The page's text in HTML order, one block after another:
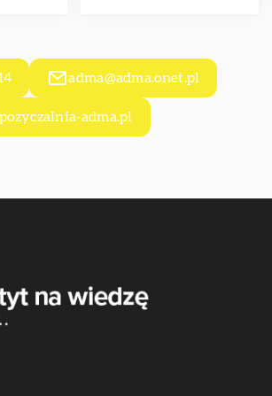
adma@adma.onet.pl
adma.pl